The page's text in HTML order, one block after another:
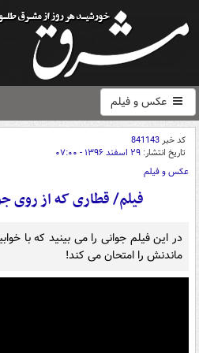
عکس و فیلم
کد خبر841143
تاریخ انتشار: ۲۹ اسفند ۱۳۹۶ - ۰۷:۰۰
عکس و فیلم
فیلم/ قطاری که از روی
در این فیلم جوانی را می بینید که با
ماندنش را امتحان می کند!